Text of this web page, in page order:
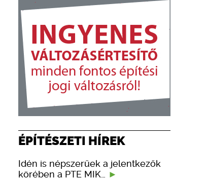
ÉPÍTÉSZETI HÍREK
Idén is népszerűek a jelentkezők
körében a PTE MIK…